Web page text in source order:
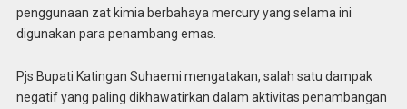
penggunaan zat kimia berbahaya mercury yang selama ini
digunakan para penambang emas.
Pjs Bupati Katingan Suhaemi mengatakan, salah satu dampak
negatif yang paling dikhawatirkan dalam aktivitas penambangan